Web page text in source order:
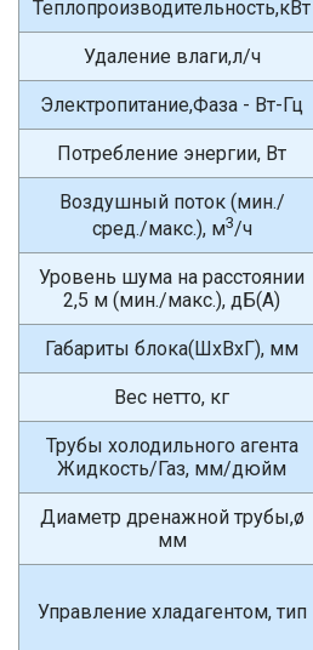
Теплопроизводительность,кВт
Удаление влаги,л/ч
Электропитание,Фаза - Вт-Гц
Потребление энергии, Вт
Воздушный поток (мин./
сред./макс.), м3/ч
Уровень шума на расстоянии
2,5 м (мин./макс.), дБ(A)
Габариты блока(ШxВxГ), мм
Вес нетто, кг
Трубы холодильного агента
Жидкость/Газ, мм/дюйм
Диаметр дренажной трубы,ø
мм
Управление хладагентом, тип